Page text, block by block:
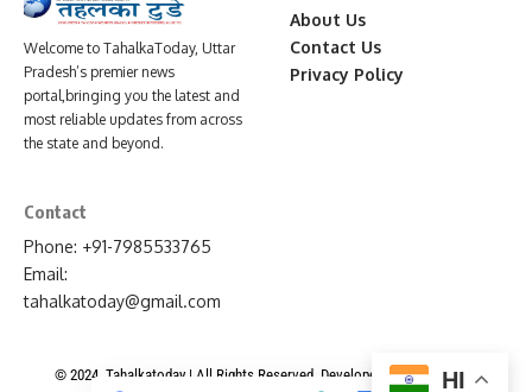
Welcome to TahalkaToday, Uttar
Pradesh’s premier news
portal,bringing you the latest and
most reliable updates from across
the state and beyond.
About Us
Contact Us
Privacy Policy
Contact
Phone: +91-7985533765
Email:
tahalkatoday@gmail.com
© 2024. Tahalkatoday | All Rights Reserved. Developed ByNews Portal
HI